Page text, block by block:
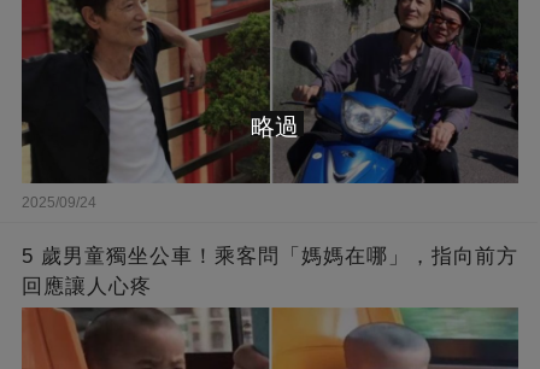
2025/09/24
5 歲男童獨坐公車！乘客問「媽媽在哪」，指向前方
回應讓人心疼
略過